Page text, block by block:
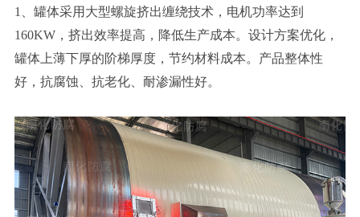
1、罐体采用大型螺旋挤出缠绕技术，电机功率达到
160KW，挤出效率提高，降低生产成本。设计方案优化，
罐体上薄下厚的阶梯厚度，节约材料成本。产品整体性
好，抗腐蚀、抗老化、耐渗漏性好。